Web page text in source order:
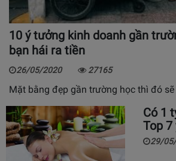
10 ý tưởng kinh doanh gần
bạn hái ra tiền
26/05/2020 27165
Mặt bằng đẹp gần trường học thì đó
Có 1
Top
29/